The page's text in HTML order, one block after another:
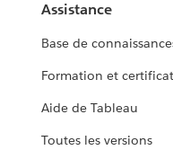
Assistance
Base de
Formation et
Aide de Tableau
Toutes les versions